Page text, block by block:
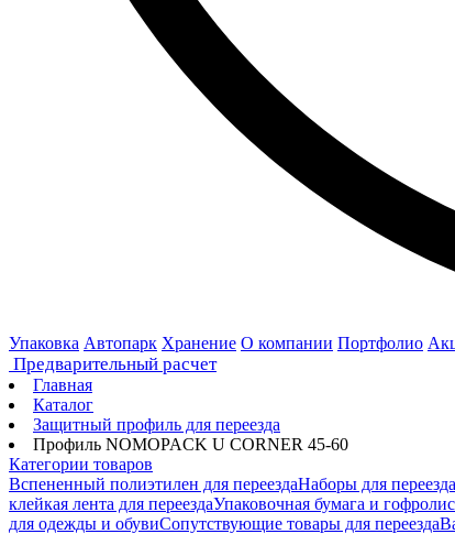
Упаковка Автопарк Хранение О компании Портфолио
Предварительный расчет
Главная
Каталог
Защитный профиль для переезда
Профиль NOMOPACK U CORNER 45-60
Категории товаров
Вспененный полиэтилен для переездаНаборы для переезда
клейкая лента для переездаУпаковочная бумага и
для одежды и обувиСопутствующие товары для переезда